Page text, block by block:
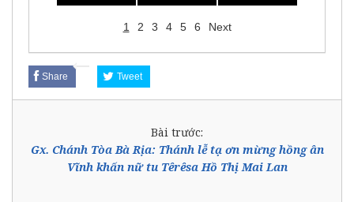
1 2 3 4 5 6 Next
Share Tweet
Bài trước:
Gx. Chánh Tòa Bà Rịa: Thánh lễ tạ ơn mừng hồng ân
Vĩnh khấn nữ tu Têrêsa Hồ Thị Mai Lan